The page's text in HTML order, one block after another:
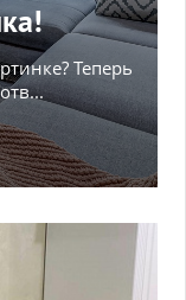
Теперь